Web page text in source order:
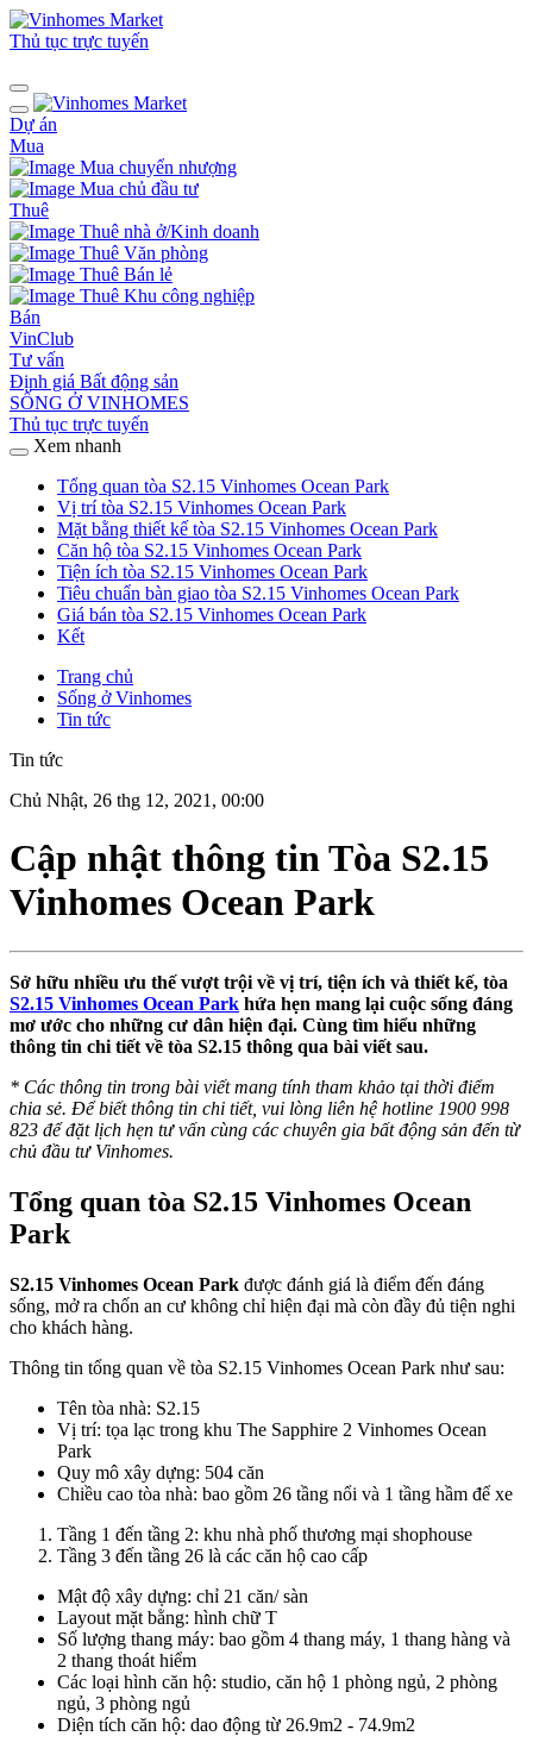
Thủ tục trực tuyến
Dự án
Mua
Mua chuyển nhượng
Mua chủ đầu tư
Thuê
Thuê nhà ở/Kinh doanh
Thuê Văn phòng
Thuê Bán lẻ
Thuê Khu công nghiệp
Bán
VinClub
Tư vấn
Định giá Bất động sản
SỐNG Ở VINHOMES
Thủ tục trực tuyến
Xem nhanh
Tổng quan tòa S2.15 Vinhomes Ocean Park
Vị trí tòa S2.15 Vinhomes Ocean Park
Mặt bằng thiết kế tòa S2.15 Vinhomes Ocean Park
Căn hộ tòa S2.15 Vinhomes Ocean Park
Tiện ích tòa S2.15 Vinhomes Ocean Park
Tiêu chuẩn bàn giao tòa S2.15 Vinhomes Ocean Park
Giá bán tòa S2.15 Vinhomes Ocean Park
Kết
Trang chủ
Sống ở Vinhomes
Tin tức
Tin tức
Chủ Nhật, 26 thg 12, 2021, 00:00
Cập nhật thông tin Tòa S2.15
Vinhomes Ocean Park
Sở hữu nhiều ưu thế vượt trội về vị trí, tiện ích và thiết kế, tòa
S2.15 Vinhomes Ocean Park hứa hẹn mang lại cuộc sống đáng
mơ ước cho những cư dân hiện đại. Cùng tìm hiểu những
thông tin chi tiết về tòa S2.15 thông qua bài viết sau.
* Các thông tin trong bài viết mang tính tham khảo tại thời điểm
chia sẻ. Để biết thông tin chi tiết, vui lòng liên hệ hotline 1900 998
823 để đặt lịch hẹn tư vấn cùng các chuyên gia bất động sản đến từ
chủ đầu tư Vinhomes.
Tổng quan tòa S2.15 Vinhomes Ocean
Park
S2.15 Vinhomes Ocean Park được đánh giá là điểm đến đáng
sống, mở ra chốn an cư không chỉ hiện đại mà còn đầy đủ tiện nghi
cho khách hàng.
Thông tin tổng quan về tòa S2.15 Vinhomes Ocean Park như sau:
Tên tòa nhà: S2.15
Vị trí: tọa lạc trong khu The Sapphire 2 Vinhomes Ocean
Park
Quy mô xây dựng: 504 căn
Chiều cao tòa nhà: bao gồm 26 tầng nổi và 1 tầng hầm để xe
Tầng 1 đến tầng 2: khu nhà phố thương mại shophouse
Tầng 3 đến tầng 26 là các căn hộ cao cấp
Mật độ xây dựng: chỉ 21 căn/ sàn
Layout mặt bằng: hình chữ T
Số lượng thang máy: bao gồm 4 thang máy, 1 thang hàng và
2 thang thoát hiểm
Các loại hình căn hộ: studio, căn hộ 1 phòng ngủ, 2 phòng
ngủ, 3 phòng ngủ
Diện tích căn hộ: dao động từ 26.9m2 - 74.9m2